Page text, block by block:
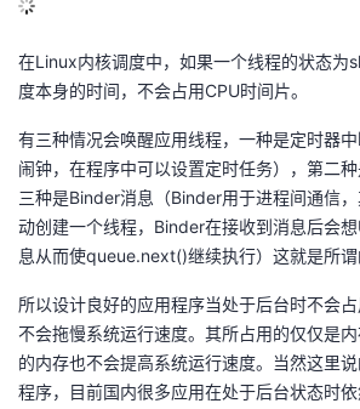
在Linux内核调度中，如果一个线程的状态为
度本身的时间，不会占用CPU时间片。
有三种情况会唤醒应用线程，一种是定时器
闹钟，在程序中可以设置定时任务），第二
三种是Binder消息（Binder用于进程间通信
动创建一个线程，Binder在接收到消息后会
息从而使queue.next()继续执行）这就是所谓
所以设计良好的应用程序当处于后台时不会
不会拖慢系统运行速度。其所占用的仅仅是
的内存也不会提高系统运行速度。当然这里
程序，目前国内很多应用在处于后台状态时